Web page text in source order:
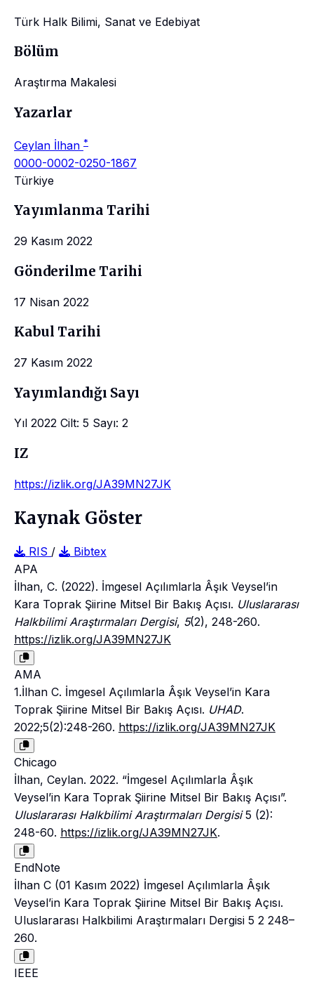
Türk Halk Bilimi, Sanat ve Edebiyat
Bölüm
Araştırma Makalesi
Yazarlar
Ceylan İlhan *
0000-0002-0250-1867
Türkiye
Yayımlanma Tarihi
29 Kasım 2022
Gönderilme Tarihi
17 Nisan 2022
Kabul Tarihi
27 Kasım 2022
Yayımlandığı Sayı
Yıl 2022 Cilt: 5 Sayı: 2
IZ
https://izlik.org/JA39MN27JK
Kaynak Göster
RIS /
Bibtex
APA
İlhan, C. (2022). İmgesel Açılımlarla Âşık Veysel’in
Kara Toprak Şiirine Mitsel Bir Bakış Açısı. Uluslararası
Halkbilimi Araştırmaları Dergisi, 5(2), 248-260.
https://izlik.org/JA39MN27JK
AMA
1.İlhan C. İmgesel Açılımlarla Âşık Veysel’in Kara
Toprak Şiirine Mitsel Bir Bakış Açısı. UHAD.
2022;5(2):248-260. https://izlik.org/JA39MN27JK
Chicago
İlhan, Ceylan. 2022. “İmgesel Açılımlarla Âşık
Veysel’in Kara Toprak Şiirine Mitsel Bir Bakış Açısı”.
Uluslararası Halkbilimi Araştırmaları Dergisi5 (2):
248-60. https://izlik.org/JA39MN27JK.
EndNote
İlhan C (01 Kasım 2022) İmgesel Açılımlarla Âşık
Veysel’in Kara Toprak Şiirine Mitsel Bir Bakış Açısı.
Uluslararası Halkbilimi Araştırmaları Dergisi 5 2 248–
260.
IEEE